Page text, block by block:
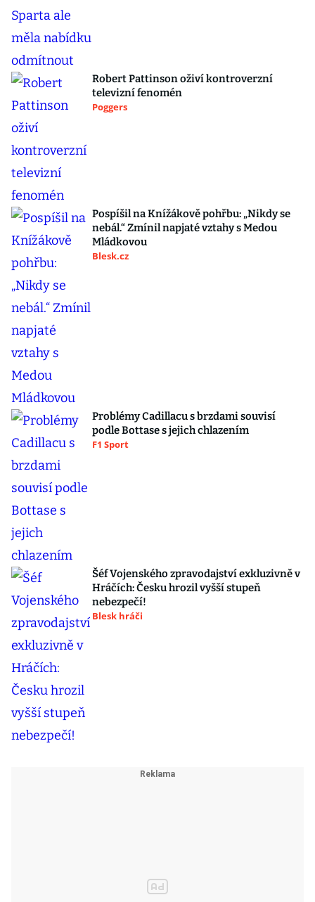
Robert Pattinson oživí kontroverzní
televizní fenomén
Poggers
Pospíšil na Knížákově pohřbu: „Nikdy se
nebál.“ Zmínil napjaté vztahy s Medou
Mládkovou
Blesk.cz
Problémy Cadillacu s brzdami souvisí
podle Bottase s jejich chlazením
F1 Sport
Šéf Vojenského zpravodajství exkluzivně v
Hráčích: Česku hrozil vyšší stupeň
nebezpečí!
Blesk hráči